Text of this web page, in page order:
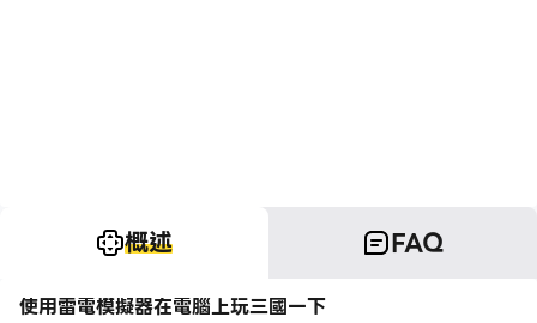
概述 FAQ
使用雷電模擬器在電腦上玩三國一下